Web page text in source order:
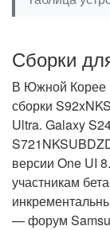
Сборки
В Южной Корее
сборки
Ultra. Galaxy
версии One UI
участникам
— форум